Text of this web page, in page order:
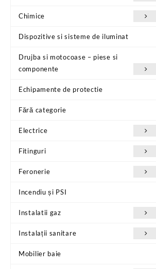
Chimice
Dispozitive si sisteme de iluminat
Drujba si motocoase – piese si
componente
Echipamente de protectie
Fără categorie
Electrice
Fitinguri
Feronerie
Incendiu și PSI
Instalatii gaz
Instalații sanitare
Mobilier baie